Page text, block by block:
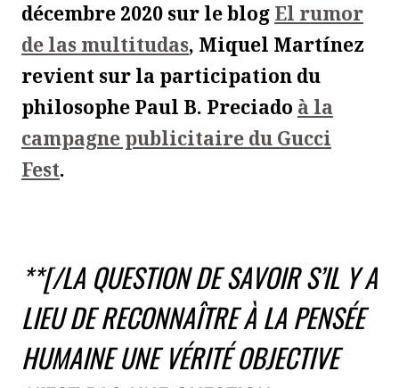
décembre 2020 sur le blog El rumor
de las multitudas, Miquel Martínez
revient sur la participation du
philosophe Paul B. Preciado à la
campagne publicitaire du Gucci
Fest.
**[/LA QUESTION DE SAVOIR S’IL Y A
LIEU DE RECONNAÎTRE À LA PENSÉE
HUMAINE UNE VÉRITÉ OBJECTIVE